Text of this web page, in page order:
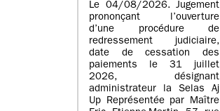
Le 04/08/2026. Jugement
prononçant l’ouverture
d’une procédure de
redressement judiciaire,
date de cessation des
paiements le 31 juillet
2026, désignant
administrateur la Selas Aj
Up Représentée par Maître